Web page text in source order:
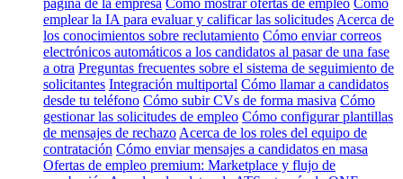
emplear la IA para evaluar y calificar las solicitudes Acerca de
los conocimientos sobre reclutamiento Cómo enviar correos
electrónicos automáticos a los candidatos al pasar de una fase
a otra Preguntas frecuentes sobre el sistema de seguimiento de
solicitantes Integración multiportal Cómo llamar a candidatos
desde tu teléfono Cómo subir CVs de forma masiva Cómo
gestionar las solicitudes de empleo Cómo configurar plantillas
de mensajes de rechazo Acerca de los roles del equipo de
contratación Cómo enviar mensajes a candidatos en masa
Ofertas de empleo premium: Marketplace y flujo de